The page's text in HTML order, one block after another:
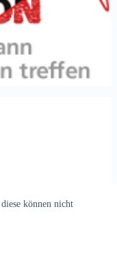
können nicht